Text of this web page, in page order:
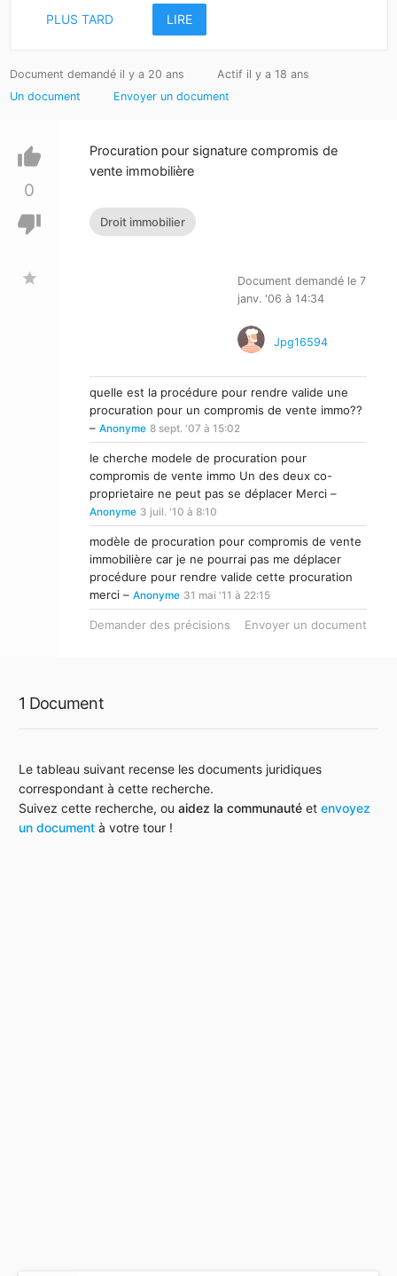
PLUS TARD LIRE
Document demandé il y a 20 ans
Actif il y a 18 ans
Un document
Envoyer un document
thumb_up
0
thumb_down
star
Procuration pour signature compromis de
vente immobilière
Droit immobilier
Document demandé le 7
janv. '06 à 14:34
Jpg16594
quelle est la procédure pour rendre valide une
procuration pour un compromis de vente immo??
– Anonyme 8 sept. '07 à 15:02
Ie cherche modele de procuration pour
compromis de vente immo Un des deux co-
proprietaire ne peut pas se déplacer Merci –
Anonyme 3 juil. '10 à 8:10
modèle de procuration pour compromis de vente
immobilière car je ne pourrai pas me déplacer
procédure pour rendre valide cette procuration
merci – Anonyme 31 mai '11 à 22:15
Demander des précisions Envoyer un document
1 Document
Le tableau suivant recense les documents juridiques
correspondant à cette recherche.
Suivez cette recherche, ou aidez la communauté et envoyez
un document à votre tour !